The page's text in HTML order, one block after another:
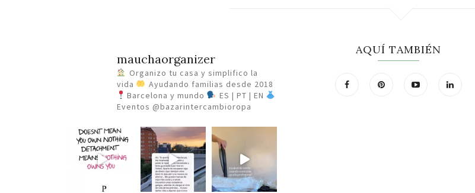
mauchaorganizer
Organizo tu casa y simplifico la
vida
Ayudando familias desde 2018
Barcelona y mundo
ES | PT | EN
Eventos @bazarintercambioropa
AQUÍ TAMBIÉN